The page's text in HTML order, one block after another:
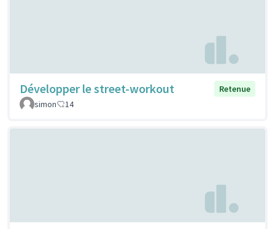
Développer le street-workout
Retenue
simon
14